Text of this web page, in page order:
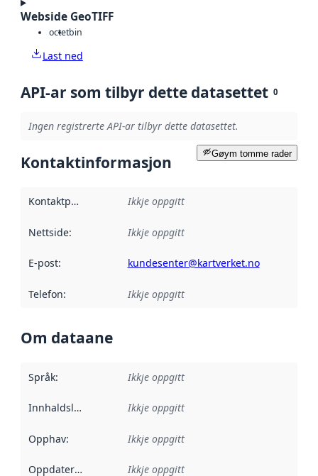
Webside GeoTIFF
octetbin
Last ned
API-ar som tilbyr dette datasettet 0
Ingen registrerte API-ar tilbyr dette datasettet.
Gøym tomme rader
Kontaktinformasjon
Kontaktpunkt Ikkje oppgitt
Nettside: Ikkje oppgitt
E-post: kundesenter@kartverket.no
Telefon: Ikkje oppgitt
Om dataane
Språk: Ikkje oppgitt
Innhaldsleverandørar :
Ikkje oppgitt
Opphav: Ikkje oppgitt
Oppdateringsfrekvens :
Ikkje oppgitt